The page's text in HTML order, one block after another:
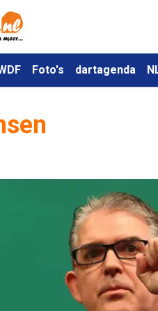
Foto's dartagenda